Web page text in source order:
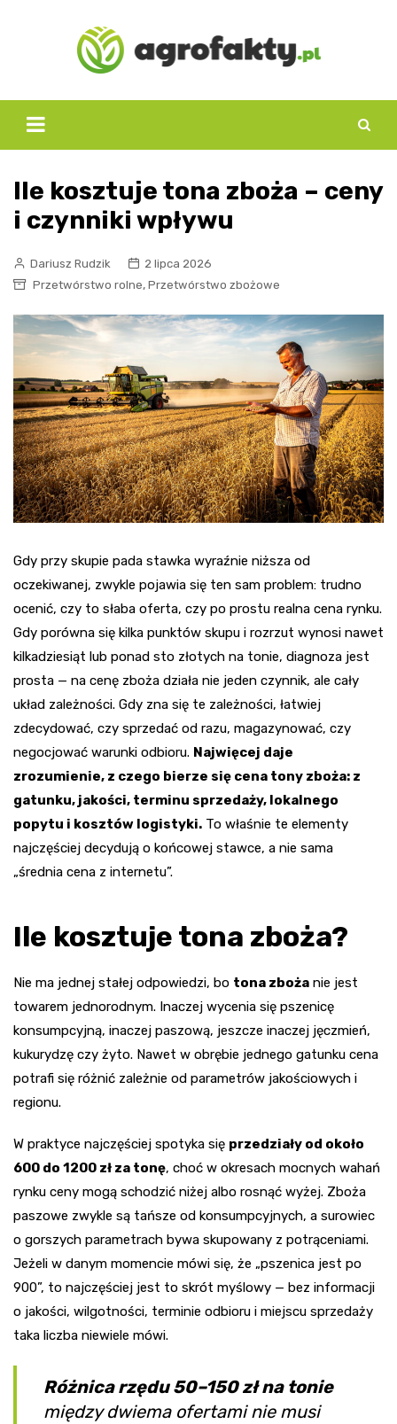
Ile kosztuje tona zboża – ceny
i czynniki wpływu
Dariusz Rudzik
2 lipca 2026
Przetwórstwo rolne, Przetwórstwo zbożowe
Gdy przy skupie pada stawka wyraźnie niższa od
oczekiwanej, zwykle pojawia się ten sam problem: trudno
ocenić, czy to słaba oferta, czy po prostu realna cena rynku.
Gdy porówna się kilka punktów skupu i rozrzut wynosi nawet
kilkadziesiąt lub ponad sto złotych na tonie, diagnoza jest
prosta — na cenę zboża działa nie jeden czynnik, ale cały
układ zależności. Gdy zna się te zależności, łatwiej
zdecydować, czy sprzedać od razu, magazynować, czy
negocjować warunki odbioru. Najwięcej daje
zrozumienie, z czego bierze się cena tony zboża: z
gatunku, jakości, terminu sprzedaży, lokalnego
popytu i kosztów logistyki. To właśnie te elementy
najczęściej decydują o końcowej stawce, a nie sama
„średnia cena z internetu”.
Ile kosztuje tona zboża?
Nie ma jednej stałej odpowiedzi, bo tona zboża nie jest
towarem jednorodnym. Inaczej wycenia się pszenicę
konsumpcyjną, inaczej paszową, jeszcze inaczej jęczmień,
kukurydzę czy żyto. Nawet w obrębie jednego gatunku cena
potrafi się różnić zależnie od parametrów jakościowych i
regionu.
W praktyce najczęściej spotyka się przedziały od około
600 do 1200 zł za tonę, choć w okresach mocnych wahań
rynku ceny mogą schodzić niżej albo rosnąć wyżej. Zboża
paszowe zwykle są tańsze od konsumpcyjnych, a surowiec
o gorszych parametrach bywa skupowany z potrąceniami.
Jeżeli w danym momencie mówi się, że „pszenica jest po
900”, to najczęściej jest to skrót myślowy — bez informacji
o jakości, wilgotności, terminie odbioru i miejscu sprzedaży
taka liczba niewiele mówi.
Różnica rzędu 50–150 zł na tonie
między dwiema ofertami nie musi